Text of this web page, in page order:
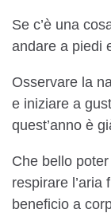
Se c’è una
andare a piedi
Osservare la
e iniziare a
quest’anno è
Che bello
respirare l’aria
beneficio a